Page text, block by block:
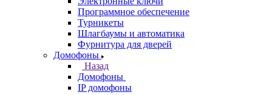
Программное обеспечение
Турникеты
Шлагбаумы и автоматика
Фурнитура для дверей
Домофоны
Назад
Домофоны
IP домофоны